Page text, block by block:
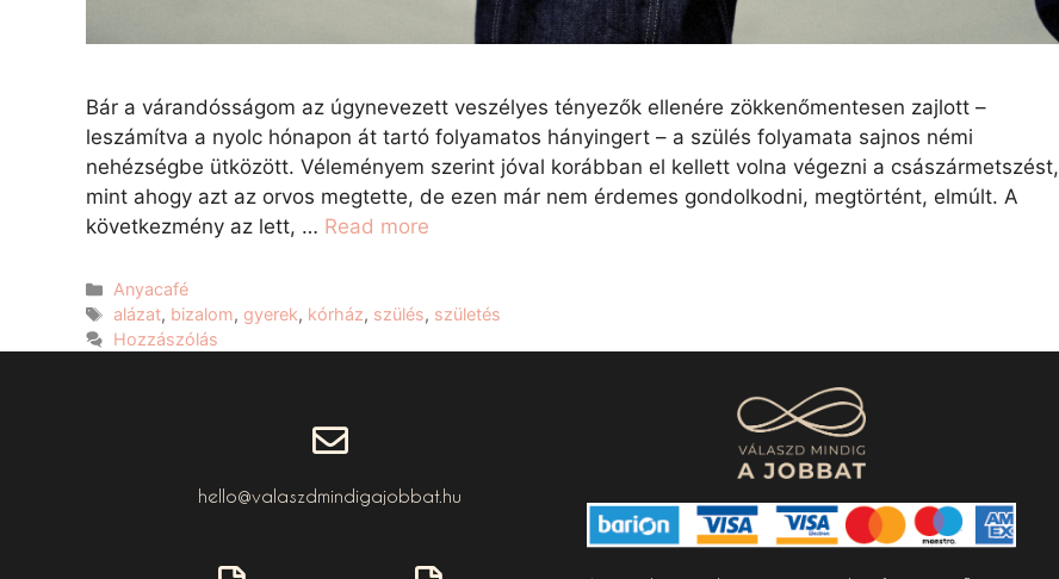
Bár a várandósságom az úgynevezett veszélyes tényezők ellenére zökkenőmentesen zajlott –
leszámítva a nyolc hónapon át tartó folyamatos hányingert – a szülés folyamata sajnos némi
nehézségbe ütközött. Véleményem szerint jóval korábban el kellett volna végezni a császármetszést,
mint ahogy azt az orvos megtette, de ezen már nem érdemes gondolkodni, megtörtént, elmúlt. A
következmény az lett, … Read more
Anyacafé
alázat, bizalom, gyerek, kórház, szülés, születés
Hozzászólás
hello@valaszdmindigajobbat.hu